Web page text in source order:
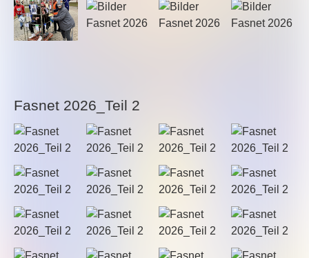
Fasnet 2026_Teil 2